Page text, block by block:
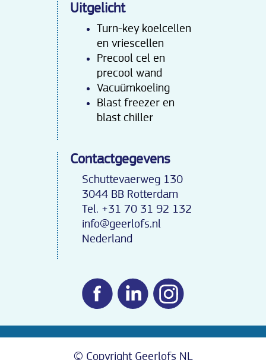
Uitgelicht
Turn-key koelcellen
en vriescellen
Precool cel en
precool wand
Vacuümkoeling
Blast freezer en
blast chiller
Contactgegevens
Schuttevaerweg 130
3044 BB Rotterdam
Tel. +31 70 31 92 132
info@geerlofs.nl
Nederland
© Copyright Geerlofs NL